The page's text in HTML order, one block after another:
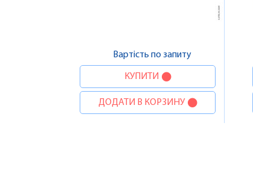
Вартість по запиту
КУПИТИ
ДОДАТИ В КОРЗИНУ